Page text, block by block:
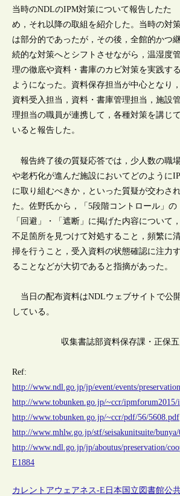
当時のNDLのIPM対策について報告したた
め，それ以降の取組を紹介した。当時の対
は部分的であったが，その後，全館的かつ
続的な対策へとシフトさせながら，温湿度管
理の徹底や資料・書庫のカビ対策を実践する
ようになった。資料保存担当が中心となり，
資料受入担当，資料・書庫管理担当，施設管
理担当の職員が連携して，各種対策を講じて
いると報告した。
報告終了後の質疑応答では，少人数の職
や老朽化が進んだ施設においてどのように
に取り組むべきか，といった質疑が交わさ
た。佐野氏から，「5段階コントロール」の
「回避」・「遮断」に掲げた内容について，
不足箇所を見つけて対処すること，頻繁に
掃を行うこと，受入資料の状態確認に注力す
ることなどが大切であると指摘があった。
当日の配布資料はNDLウェブサイトで公開
している。
収集書誌部資料保存課・正保五
Ref:
http://www.ndl.go.jp/jp/event/events/
http://www.tobunken.go.jp/~ccr/
http://www.tobunken.go.jp/~ccr/pdf/56/5608.pdf
http://www.mhlw.go.jp/stf/seisakunitsuite/
http://www.ndl.go.jp/jp/aboutus/preservation/
E1884
カレントアウェアネス-E 日本 国立図書館公